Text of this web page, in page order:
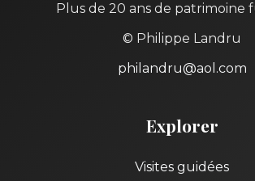
Plus de 20 ans de patrimoine
© Philippe Landru
philandru@aol.com
Explorer
Visites guidées